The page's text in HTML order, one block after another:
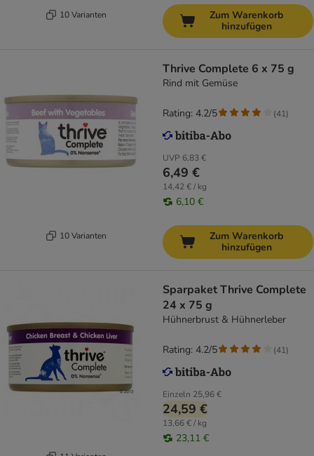
10 Varianten
Zum Warenkorb
hinzufügen
10 Varianten
Thrive Complete 6 x 75 g
Rind mit Gemüse
UVP 6,83 €
6,49 €
14,42 € / kg
6,10 €
Rating: 4.2/5 (41)
Zum Warenkorb
hinzufügen
Sparpaket Thrive Complete
24 x 75 g
Hühnerbrust & Hühnerleber
Einzeln 25,96 €
24,59 €
13,66 € / kg
23,11 €
Rating: 4.2/5 (41)